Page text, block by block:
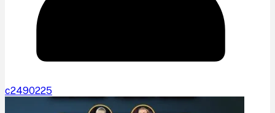
c2490225